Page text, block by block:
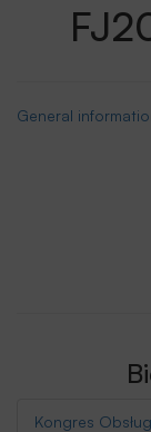
General
Kongres